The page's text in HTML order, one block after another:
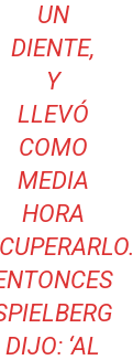
UN
DIENTE,
Y
LLEVÓ
COMO
MEDIA
HORA
DIJO: ‘AL